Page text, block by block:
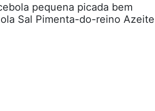
pequena picada bem
Sal Pimenta-do-reino Azeite